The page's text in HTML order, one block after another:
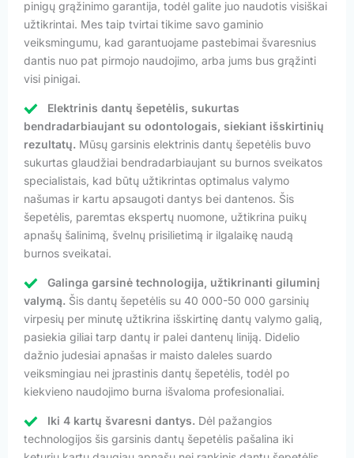
pinigų grąžinimo garantija, todėl galite juo naudotis visiškai
užtikrintai. Mes taip tvirtai tikime savo gaminio
veiksmingumu, kad garantuojame pastebimai švaresnius
dantis nuo pat pirmojo naudojimo, arba jums bus grąžinti
visi pinigai.
Elektrinis dantų šepetėlis, sukurtas
bendradarbiaujant su odontologais, siekiant išskirtinių
rezultatų. Mūsų garsinis elektrinis dantų šepetėlis buvo
sukurtas glaudžiai bendradarbiaujant su burnos sveikatos
specialistais, kad būtų užtikrintas optimalus valymo
našumas ir kartu apsaugoti dantys bei dantenos. Šis
šepetėlis, paremtas ekspertų nuomone, užtikrina puikų
apnašų šalinimą, švelnų prisilietimą ir ilgalaikę naudą
burnos sveikatai.
Galinga garsinė technologija, užtikrinanti giluminį
valymą. Šis dantų šepetėlis su 40 000-50 000 garsinių
virpesių per minutę užtikrina išskirtinę dantų valymo galią,
pasiekia giliai tarp dantų ir palei dantenų liniją. Didelio
dažnio judesiai apnašas ir maisto daleles suardo
veiksmingiau nei įprastinis dantų šepetėlis, todėl po
kiekvieno naudojimo burna išvaloma profesionaliai.
Iki 4 kartų švaresni dantys. Dėl pažangios
technologijos šis garsinis dantų šepetėlis pašalina iki